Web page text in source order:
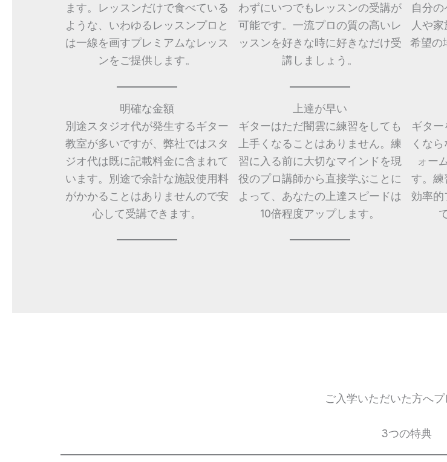
ます。レッスンだけで食べている
ような、いわゆるレッスンプロと
は一線を画すプレミアムなレッス
ンをご提供します。
わずにいつでもレッスンの受講が
可能です。一流プロの質の高いレ
ッスンを好きな時に好きなだけ受
講しましょう。
自分
人や
希望の
明確な金額
別途スタジオ代が発生するギター
教室が多いですが、弊社ではスタ
ジオ代は既に記載料金に含まれて
います。別途で余計な施設使用料
がかかることはありませんので安
心して受講できます。
上達が早い
ギターはただ闇雲に練習をしても
上手くなることはありません。練
習に入る前に大切なマインドを現
役のプロ講師から直接学ぶことに
よって、あなたの上達スピードは
10倍程度アップします。
ギタ
くな
ォー
す。練
効率的
ご入学いただいた方へプ
3つの特典